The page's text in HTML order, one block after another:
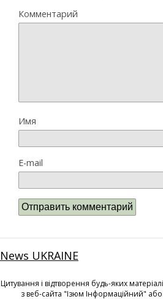
Комментарий
Имя
E-mail
News UKRAINE
Цитування і відтворення будь-яких
з веб-сайта "Ізюм Інформаційний" або